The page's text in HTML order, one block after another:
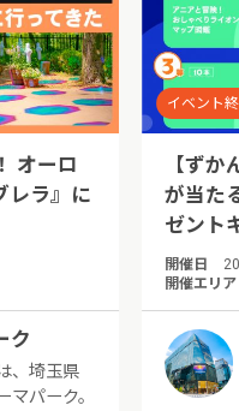
オーロ
レラ』に
ク
、埼玉県
マパーク。
イベント
【ず
が当た
ゼント
開催日
開催エリア